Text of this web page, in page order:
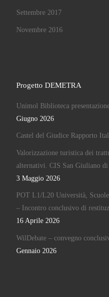
Settembre 2017
Novembre 2016
Progetto DEMETRA
Unimol Biblioteca
Giugno 2026
Castel del Giudice Rapporto
Valorizzazione turistica dei
alternativi. CIS San Giuliano di
3 Maggio 2026
POT L1/L20 Università,
– Incontro conclusivo di
16 Aprile 2026
WilDebate – convegno
Gennaio 2026